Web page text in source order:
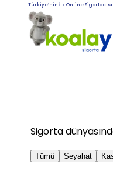
Türkiye’nin İlk Online Sigortacısı
Sigorta
Tümü Seyahat